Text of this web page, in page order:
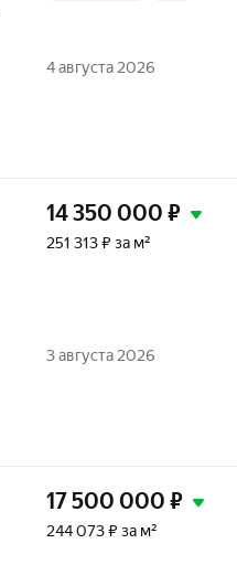
4 августа 2026
14 350 000 ₽
251 313 ₽ за м²
3 августа 2026
17 500 000 ₽
244 073 ₽ за м²